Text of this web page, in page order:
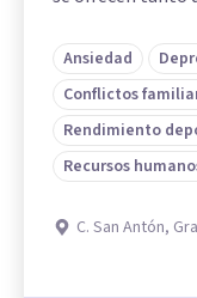
Ansiedad
Conflictos
Rendimiento
Recursos
C. San Antón,